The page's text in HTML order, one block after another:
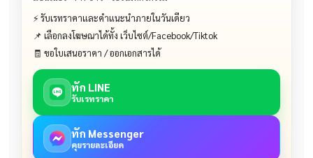
⚡ รับเรทราคาและคำแนะนำภายในวันเดียว
📌 เลือกลงโฆษณาได้ทั้ง เว็บไซต์/Facebook/Tiktok
🧾 ขอใบเสนอราคา / ออกเอกสารได้
ทัก LINE
รับเรทราคา
ทัก Messenger
คุยรายละเอียด